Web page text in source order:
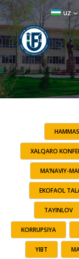
uz
XALQARO
MA’NAVIY-
EKOFAOL
TAYINLOV
KORRUPSIYA
YIBT